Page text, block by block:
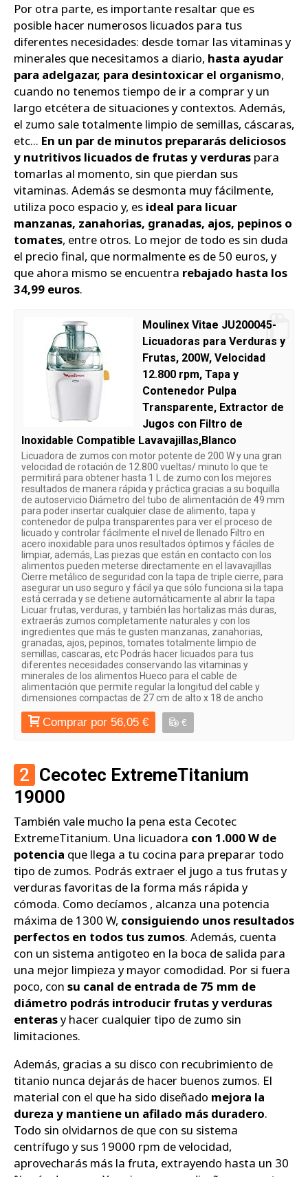
Por otra parte, es importante resaltar que es
posible hacer numerosos licuados para tus
diferentes necesidades: desde tomar las vitaminas y
minerales que necesitamos a diario, hasta ayudar
para adelgazar, para desintoxicar el organismo,
cuando no tenemos tiempo de ir a comprar y un
largo etcétera de situaciones y contextos. Además,
el zumo sale totalmente limpio de semillas, cáscaras,
etc... En un par de minutos prepararás deliciosos
y nutritivos licuados de frutas y verduras para
tomarlas al momento, sin que pierdan sus
vitaminas. Además se desmonta muy fácilmente,
utiliza poco espacio y, es ideal para licuar
manzanas, zanahorias, granadas, ajos, pepinos o
tomates, entre otros. Lo mejor de todo es sin duda
el precio final, que normalmente es de 50 euros, y
que ahora mismo se encuentra rebajado hasta los
34,99 euros.
Moulinex Vitae JU200045-
Licuadoras para Verduras y
Frutas, 200W, Velocidad
12.800 rpm, Tapa y
Contenedor Pulpa
Transparente, Extractor de
Jugos con Filtro de
Inoxidable Compatible Lavavajillas,Blanco
Licuadora de zumos con motor potente de 200 W y una gran
velocidad de rotación de 12.800 vueltas/ minuto lo que te
permitirá para obtener hasta 1 L de zumo con los mejores
resultados de manera rápida y práctica gracias a su boquilla
de autoservicio Diámetro del tubo de alimentación de 49 mm
para poder insertar cualquier clase de alimento, tapa y
contenedor de pulpa transparentes para ver el proceso de
licuado y controlar fácilmente el nivel de llenado Filtro en
acero inoxidable para unos resultados óptimos y fáciles de
limpiar, además, Las piezas que están en contacto con los
alimentos pueden meterse directamente en el lavavajillas
Cierre metálico de seguridad con la tapa de triple cierre, para
asegurar un uso seguro y fácil ya que sólo funciona si la tapa
está cerrada y se detiene automáticamente al abrir la tapa
Licuar frutas, verduras, y también las hortalizas más duras,
extraerás zumos completamente naturales y con los
ingredientes que más te gusten manzanas, zanahorias,
granadas, ajos, pepinos, tomates totalmente limpio de
semillas, cascaras, etc Podrás hacer licuados para tus
diferentes necesidades conservando las vitaminas y
minerales de los alimentos Hueco para el cable de
alimentación que permite regular la longitud del cable y
dimensiones compactas de 27 cm de alto x 18 de ancho
Comprar por 56,05 € €
2 Cecotec ExtremeTitanium
19000
También vale mucho la pena esta Cecotec
ExtremeTitanium. Una licuadora con 1.000 W de
potencia que llega a tu cocina para preparar todo
tipo de zumos. Podrás extraer el jugo a tus frutas y
verduras favoritas de la forma más rápida y
cómoda. Como decíamos , alcanza una potencia
máxima de 1300 W, consiguiendo unos resultados
perfectos en todos tus zumos. Además, cuenta
con un sistema antigoteo en la boca de salida para
una mejor limpieza y mayor comodidad. Por si fuera
poco, con su canal de entrada de 75 mm de
diámetro podrás introducir frutas y verduras
enterasy hacer cualquier tipo de zumo sin
limitaciones.
Además, gracias a su disco con recubrimiento de
titanio nunca dejarás de hacer buenos zumos. El
material con el que ha sido diseñado mejora la
dureza y mantiene un afilado más duradero.
Todo sin olvidarnos de que con su sistema
centrífugo y sus 19000 rpm de velocidad,
aprovecharás más la fruta, extrayendo hasta un 30